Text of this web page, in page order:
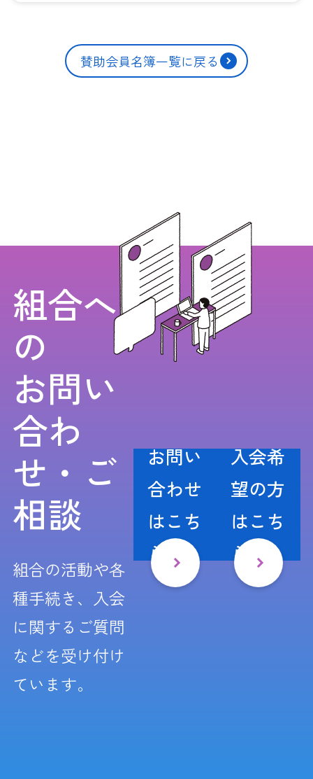
賛助会員名簿一覧に戻る
組合へ
の
お問い
合わ
せ・ご
相談
組合の活動や各
種手続き、入会
に関するご質問
などを受け付け
ています。
お問い
合わせ
はこち
ら
入会希
望の方
はこち
ら